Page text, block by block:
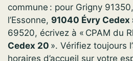
commune : pour Grigny
l’Essonne, 91040 Évry Cedex
69520, écrivez à « CPAM du
Cedex 20 ». Vérifiez toujours
horaires d’accueil sur votre